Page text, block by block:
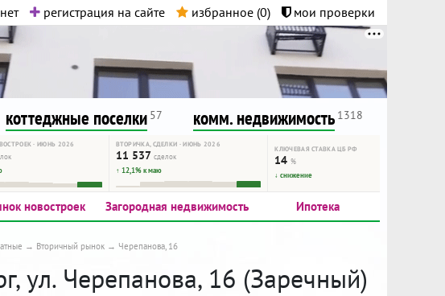
регистрация на сайте избранное (0) мои проверки
Удачи!
коттеджные поселки 57 комм. недвижимость 1318
· ИЮНЬ 2026 ВТОРИЧКА, СДЕЛКИ · ИЮНЬ 2026
11 537 сделок
↑ 12,1% к маю
КЛЮЧЕВАЯ СТАВКА ЦБ РФ
14%
↓ снижение
новостроек Загородная недвижимость Ипотека
Вторичный рынок Черепанова, 16
ул. Черепанова, 16 (Заречный)